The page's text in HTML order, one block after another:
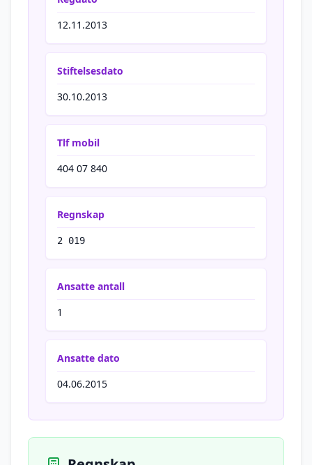
12.11.2013
Stiftelsesdato
30.10.2013
Tlf mobil
404 07 840
Regnskap
2 019
Ansatte antall
1
Ansatte dato
04.06.2015